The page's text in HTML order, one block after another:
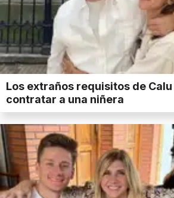
Los extraños requisitos de
contratar a una niñera